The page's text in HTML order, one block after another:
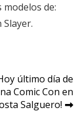
de:
último día de
Comic Con en
Salguero!